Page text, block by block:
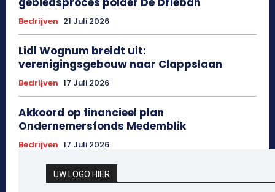
Bedrijven 21 Juli 2026
Lidl Wognum breidt uit:
verenigingsgebouw naar Clappslaan
Bedrijven 17 Juli 2026
Akkoord op financieel plan
Ondernemersfonds Medemblik
Bedrijven 17 Juli 2026
UW LOGO HIER